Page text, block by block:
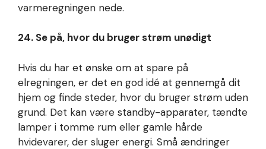
varmeregningen nede.
24. Se på, hvor du bruger strøm unødigt
Hvis du har et ønske om at spare på
elregningen, er det en god idé at gennemgå dit
hjem og finde steder, hvor du bruger strøm uden
grund. Det kan være standby-apparater, tændte
lamper i tomme rum eller gamle hårde
hvidevarer, der sluger energi. Små ændringer